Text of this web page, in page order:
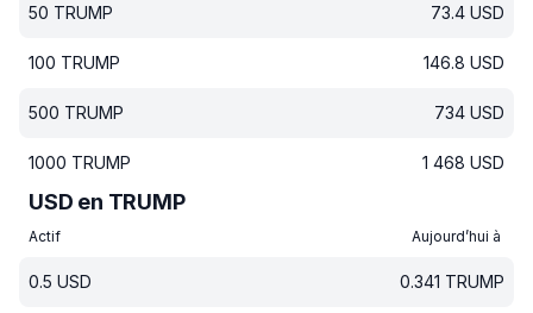
50 TRUMP 73.4 USD
100 TRUMP 146.8 USD
500 TRUMP 734 USD
1000 TRUMP 1 468 USD
USD en TRUMP
Actif Aujourd’hui à
0.5 USD 0.341 TRUMP